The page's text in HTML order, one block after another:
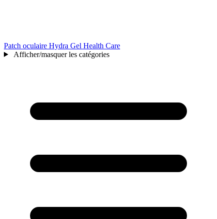
Patch oculaire Hydra Gel Health Care
Afficher/masquer les catégories